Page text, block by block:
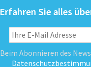
Erfahren Sie alles
Beim Abonnieren des